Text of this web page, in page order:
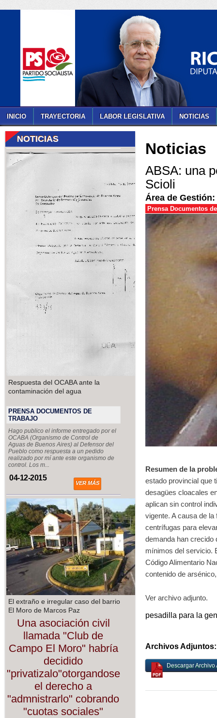
INICIO TRAYECTORIA LABOR LEGISLATIVA NOTICIAS
NOTICIAS
Respuesta del OCABA ante la
contaminación del agua
PRENSA DOCUMENTOS DE
TRABAJO
Hago publico el informe entregado por el
OCABA (Organismo de Control de
Aguas de Buenos Aires) al Defensor del
Pueblo como respuesta a un pedido
realizado por mí ante este organismo de
control. Los m...
04-12-2015
VER MÁS
El extraño e irregular caso del barrio
El Moro de Marcos Paz
Una asociación civil
llamada "Club de
Campo El Moro" habría
decidido
"privatizalo"otorgandose
el derecho a
"admnistrarlo" cobrando
"cuotas sociales"
Noticias
ABSA: una
Scioli
Área de
Prensa Documentos
Resumen de la
estado provincial que
desagües cloacales
aplican sin control
vigente. A causa de
centrífugas para
demanda han crecido
mínimos del servicio.
Código Alimentario
contenido de
Ver archivo adjunto.
pesadilla para la
Archivos Adjuntos:
Descargar Archivo